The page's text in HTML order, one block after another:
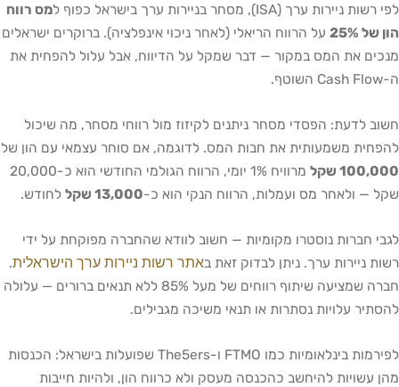
לפי רשות ניירות ערך (ISA), מסחר בניירות ערך בישראל כפוף ל
מס רווח
הון של 25%
על הרווח הריאלי (לאחר ניכוי אינפלציה). ברוקרים ישראלים
מנכים את המס במקור — דבר שמקל על הדיווח, אבל עלול להפחית את
ה-Cash Flow השוטף.
חשוב לדעת: הפסדי מסחר ניתנים לקיזוז מול רווחי מסחר, מה שיכול
להפחית משמעותית את חבות המס. לדוגמה, אם סוחר עצמאי עם הון של
100,000 שקל
מרוויח 1% יומי, הרווח הגולמי החודשי הוא כ-20,000
שקל — ולאחר מס ועמלות, הרווח הנקי הוא כ-13,000 שקל לחודש.
לגבי חברות נוסטרו מקומיות — חשוב לוודא שהחברה מפוקחת על ידי
רשות ניירות ערך. ניתן לבדוק זאת באתר רשות ניירות ערך הישראלית.
חברה שמציעה שיתוף רווחים של מעל 85% ללא תנאים ברורים — עלולה
להסתיר עלויות נסתרות או תנאי משיכה מגבילים.
לפירמות בינלאומיות כמו FTMO ו-The5ers שפועלות בישראל: הכנסות
מהן עשויות להיחשב כהכנסה מעסק ולא כרווח הון, ולהיות חייבות